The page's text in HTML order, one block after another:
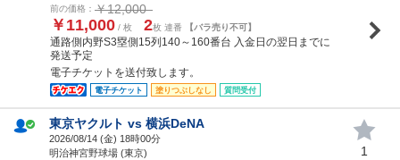
前の価格： ￥12,000
￥11,000 / 枚 2枚 連番 【バラ売り不可】
通路側内野S3塁側15列140～160番台 入金日の翌日までに
発送予定
電子チケットを送付致します。
電子チケット 塗りつぶしなし 質問受付
東京ヤクルト vs 横浜DeNA
2026/08/14 (金) 18時00分
明治神宮野球場 (東京)
1